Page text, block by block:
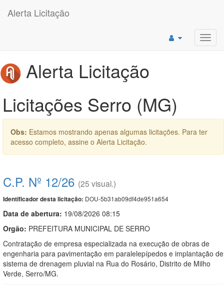
Alerta Licitação
Alerta Licitação
Licitações Serro (MG)
Obs: Estamos mostrando apenas algumas licitações. Para ter
acesso completo, assine o Alerta Licitação.
C.P. Nº 12/26 (25 visual.)
Identificador desta licitação: DOU-5b31ab09df4de951a654
Data de abertura: 19/08/2026 08:15
Orgão: PREFEITURA MUNICIPAL DE SERRO
Contratação de empresa especializada na execução de obras de
engenharia para pavimentação em paralelepípedos e implantação de
sistema de drenagem pluvial na Rua do Rosário, Distrito de Milho
Verde, Serro/MG.